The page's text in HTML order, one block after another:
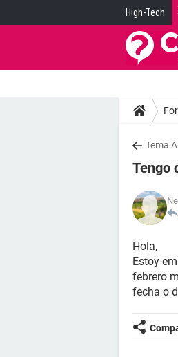
High-Tech
Tema
Tengo
Hola,
Estoy
febrero
fecha o